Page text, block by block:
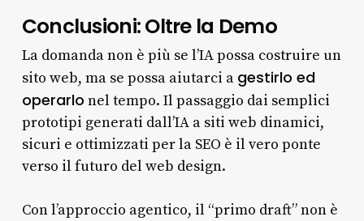
Conclusioni: Oltre la Demo
La domanda non è più se l’IA possa costruire un
sito web, ma se possa aiutarci a gestirlo ed
operarlo nel tempo. Il passaggio dai semplici
prototipi generati dall’IA a siti web dinamici,
sicuri e ottimizzati per la SEO è il vero ponte
verso il futuro del web design.
Con l’approccio agentico, il “primo draft” non è